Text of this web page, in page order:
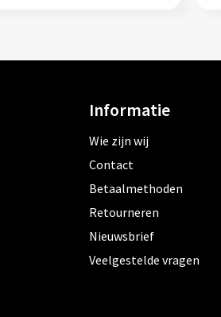
Informatie
Wie zijn wij
Contact
Betaalmethoden
Retourneren
Nieuwsbrief
Veelgestelde vragen